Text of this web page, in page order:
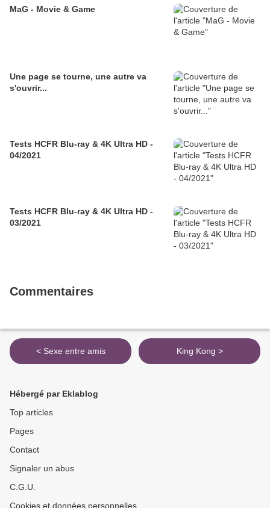
MaG - Movie & Game
Une page se tourne, une autre va
s'ouvrir...
Tests HCFR Blu-ray & 4K Ultra HD -
04/2021
Tests HCFR Blu-ray & 4K Ultra HD -
03/2021
Commentaires
< Sexe entre amis King Kong >
Hébergé par Eklablog
Top articles
Pages
Contact
Signaler un abus
C.G.U.
Cookies et données personnelles